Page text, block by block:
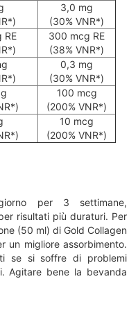
3,0 mg
(30% VNR*)
RE
300 mcg RE
(38% VNR*)
0,3 mg
(30% VNR*)
100 mcg
(200% VNR*)
10 mcg
(200% VNR*)
per 3 settimane,
risultati più duraturi. Per
(50 ml) di Gold Collagen
un migliore assorbimento.
se si soffre di problemi
Agitare bene la bevanda